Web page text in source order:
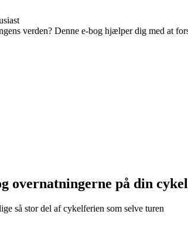
verden? Denne e-bog hjælper dig med at
overnatningerne på din
så stor del af cykelferien som selve turen